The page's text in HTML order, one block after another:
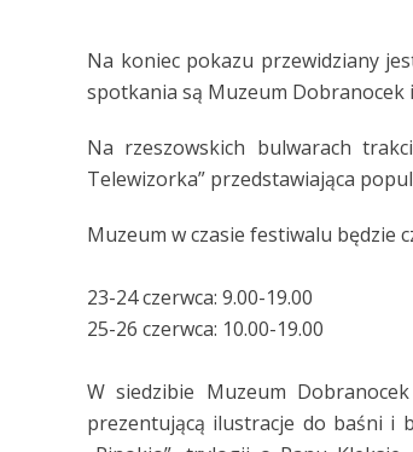
Na koniec pokazu przewidziany
spotkania są Muzeum Dobranocek
Na rzeszowskich bulwarach
Telewizorka” przedstawiająca
Muzeum w czasie festiwalu będzie
23-24 czerwca: 9.00-19.00
25-26 czerwca: 10.00-19.00
W siedzibie Muzeum
prezentującą ilustracje do baśni i